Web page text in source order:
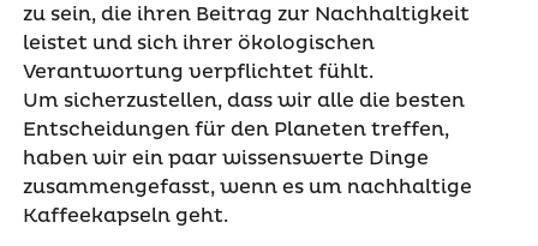
zu sein, die ihren Beitrag zur Nachhaltigkeit
leistet und sich ihrer ökologischen
Verantwortung verpflichtet fühlt.
Um sicherzustellen, dass wir alle die besten
Entscheidungen für den Planeten treffen,
haben wir ein paar wissenswerte Dinge
zusammengefasst, wenn es um nachhaltige
Kaffeekapseln geht.